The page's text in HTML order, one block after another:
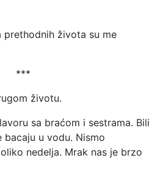
prethodnih života su me
***
životu.
sa braćom i sestrama. Bili
u vodu. Nismo
nedelja. Mrak nas je brzo